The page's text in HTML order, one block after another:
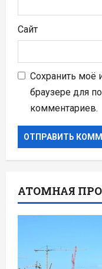
Сайт
Сохранить моё
браузере для
комментариев.
АТОМНАЯ